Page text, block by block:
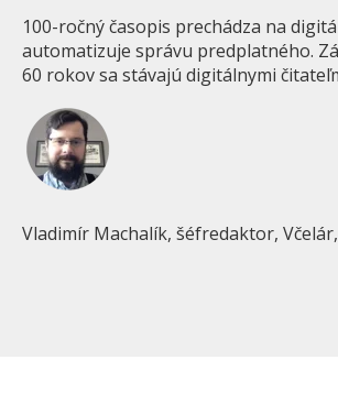
100-ročný časopis prechádza na
automatizuje správu predplatného.
60 rokov sa stávajú digitálnymi
Vladimír Machalík, šéfredaktor,